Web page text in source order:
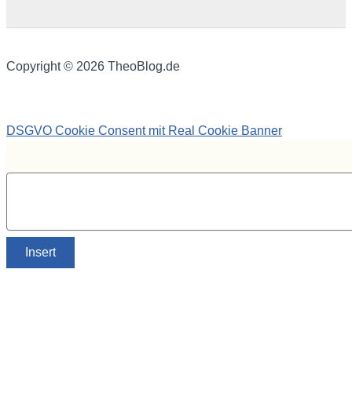
Copyright © 2026 TheoBlog.de
DSGVO Cookie Consent mit Real Cookie Banner
Insert